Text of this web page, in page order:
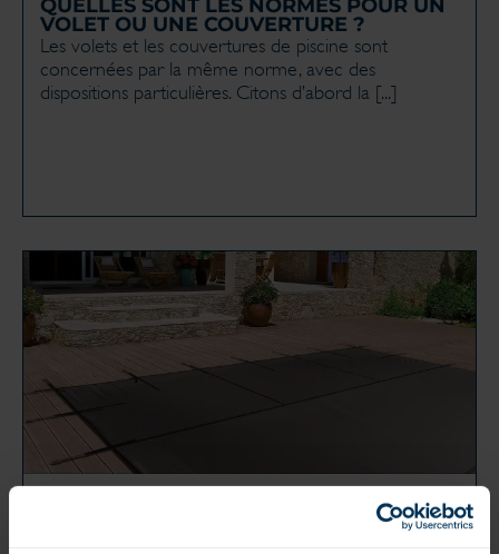
QUELLES SONT LES NORMES POUR UN
VOLET OU UNE COUVERTURE ?
Les volets et les couvertures de piscine sont
concernées par la même norme, avec des
dispositions particulières. Citons d’abord la [...]